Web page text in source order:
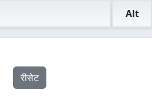
Alt
रीसेट